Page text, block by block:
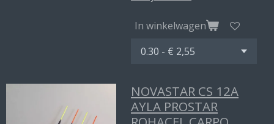
In winkelwagen
NOVASTAR CS 12A
AYLA PROSTAR